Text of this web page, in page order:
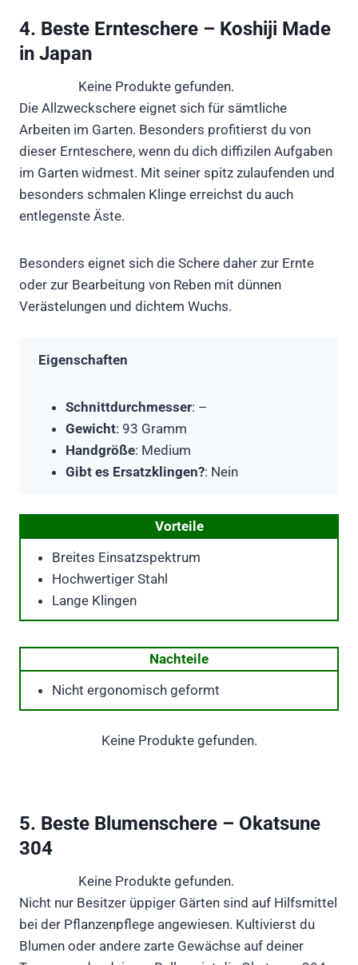
4. Beste Ernteschere – Koshiji Made
in Japan
Keine Produkte gefunden.
Die Allzweckschere eignet sich für sämtliche
Arbeiten im Garten. Besonders profitierst du von
dieser Ernteschere, wenn du dich diffizilen Aufgaben
im Garten widmest. Mit seiner spitz zulaufenden und
besonders schmalen Klinge erreichst du auch
entlegenste Äste.
Besonders eignet sich die Schere daher zur Ernte
oder zur Bearbeitung von Reben mit dünnen
Verästelungen und dichtem Wuchs.
Eigenschaften
Schnittdurchmesser: –
Gewicht: 93 Gramm
Handgröße: Medium
Gibt es Ersatzklingen?: Nein
Vorteile
Breites Einsatzspektrum
Hochwertiger Stahl
Lange Klingen
Nachteile
Nicht ergonomisch geformt
Keine Produkte gefunden.
5. Beste Blumenschere – Okatsune
304
Keine Produkte gefunden.
Nicht nur Besitzer üppiger Gärten sind auf Hilfsmittel
bei der Pflanzenpflege angewiesen. Kultivierst du
Blumen oder andere zarte Gewächse auf deiner